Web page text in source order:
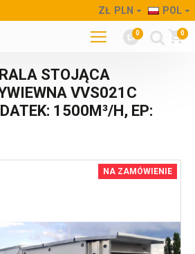
ZŁ PLN POL
0 0
STOJĄCA
VVS021C
1500M³/H, EP:
NA ZAMÓWIENIE